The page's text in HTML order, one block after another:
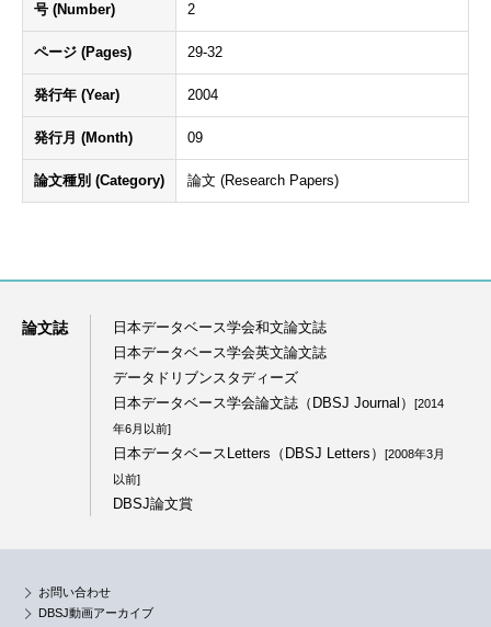
号 (Number) 2
ページ (Pages) 29-32
発行年 (Year) 2004
発行月 (Month) 09
論文種別 (Category) 論文 (Research Papers)
論文誌
日本データベース学会和文論文誌
日本データベース学会英文論文誌
データドリブンスタディーズ
日本データベース学会論文誌（DBSJ Journal）
[2014
年6月以前]
日本データベースLetters（DBSJ Letters）
[2008年3月
以前]
DBSJ論文賞
お問い合わせ
DBSJ動画アーカイブ